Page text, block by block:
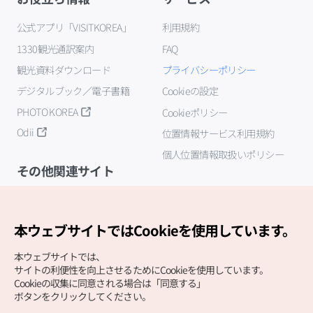
公式アプリ「VISITKOREA」
1330観光通訳案内
観光資料ダウンロード
デジタルブック／電子書籍
PHOTO KOREA
Odii
利用規約
FAQ
プライバシーポリシー
Cookieの設定
Cookieポリシー
位置情報サービス利用規約
個人位置情報取扱いポリシー
その他関連サイト
本ウェブサイトではCookieを使用しています。
本ウェブサイトでは、
サイトの利便性を向上させるためにCookieを使用しています。
Cookieの収集に同意される場合は「同意する」
ボタンをクリックしてください。